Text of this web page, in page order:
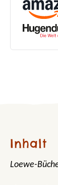
Inhalt
Loewe-